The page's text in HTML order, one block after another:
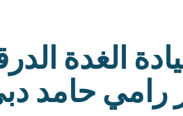
الغدة
رامي حامد